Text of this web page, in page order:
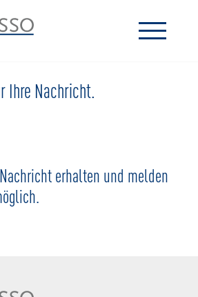
Ihre Nachricht.
erhalten und melden